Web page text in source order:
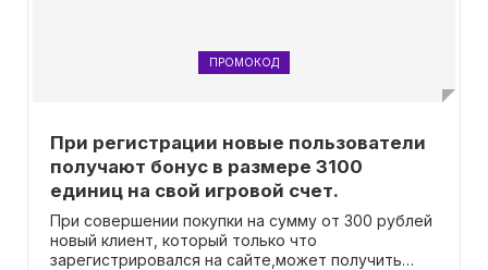
ПРОМОКОД
При регистрации новые пользователи
получают бонус в размере 3100
единиц на свой игровой счет.
При совершении покупки на сумму от 300 рублей
новый клиент, который только что
зарегистрировался на сайте,может получить